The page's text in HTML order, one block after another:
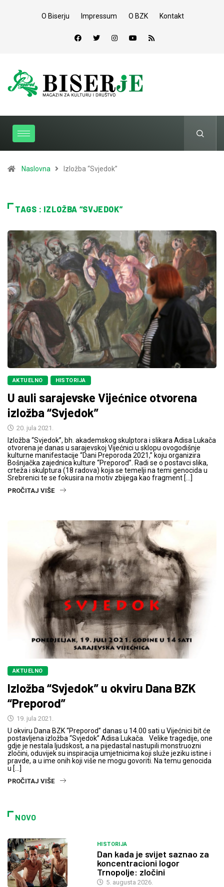
O Biserju Impressum O BZK Kontakt
Naslovna Izložba “Svjedok”
TAGS : IZLOŽBA “SVJEDOK”
AKTUELNO HISTORIJA
U auli sarajevske Vijećnice otvorena
izložba “Svjedok”
20. jula 2021.
Izložba “Svjedok”, bh. akademskog skulptora i slikara Adisa Lukača
otvorena je danas u sarajevskoj Vijećnici u sklopu ovogodišnje
kulturne manifestacije “Dani Preporoda 2021,” koju organizira
Bošnjačka zajednica kulture “Preporod”. Radi se o postavci slika,
crteža i skulptura (18 radova) koja se temelji na temi genocida u
Srebrenici te se fokusira na motiv zbijega kao fragment […]
PROČITAJ VIŠE
AKTUELNO
Izložba “Svjedok” u okviru Dana BZK
“Preporod”
19. jula 2021.
U okviru Dana BZK “Preporod” danas u 14.00 sati u Vijećnici bit će
postavljena izložba “Svjedok” Adisa Lukača. Velike tragedije, one
gdje je nestala ljudskost, a na pijedastal nastupili monstruozni
zločini, oduvijek su inspiracija umjetnicima koji služe jeziku istine i
pravde, a u ime onih koji više ne mogu govoriti. Na temu genocida
u […]
PROČITAJ VIŠE
NOVO
HISTORIJA
Dan kada je svijet saznao za
koncentracioni logor
Trnopolje: zločini
5. augusta 2026.